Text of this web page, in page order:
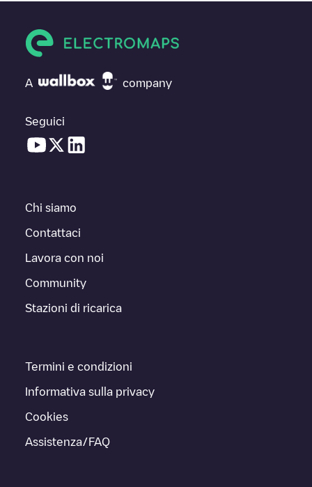
A company
Seguici
Chi siamo
Contattaci
Lavora con noi
Community
Stazioni di ricarica
Termini e condizioni
Informativa sulla privacy
Cookies
Assistenza/FAQ